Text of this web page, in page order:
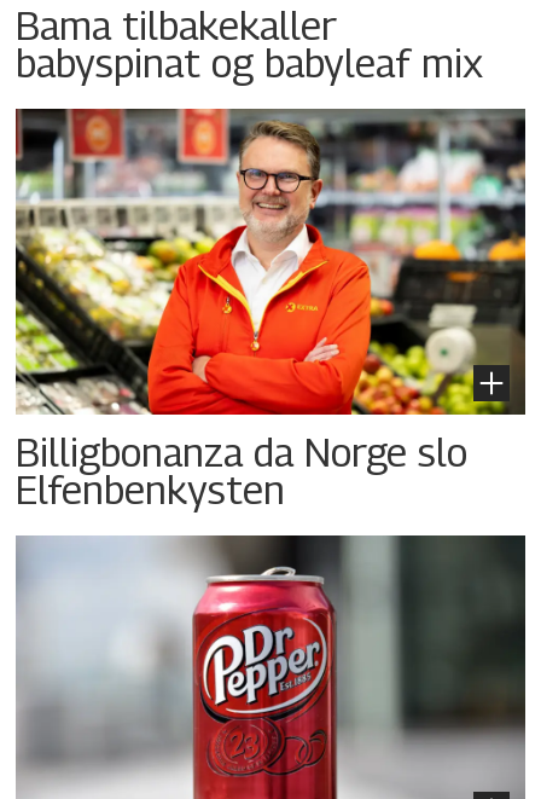
Bama tilbakekaller
babyspinat og babyleaf mix
Billigbonanza da Norge slo
Elfenbenkysten